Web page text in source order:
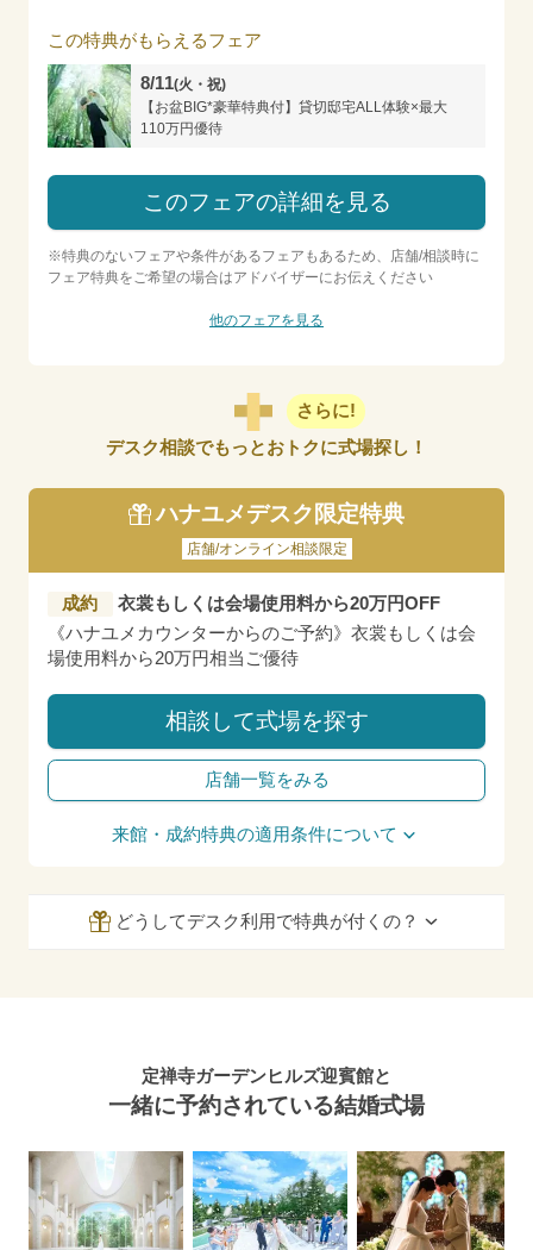
この特典がもらえるフェア
8/11(火・祝)
【お盆BIG*豪華特典付】貸切邸宅ALL体験×最大
110万円優待
このフェアの詳細を見る
※特典のないフェアや条件があるフェアもあるため、店舗/相談時に
フェア特典をご希望の場合はアドバイザーにお伝えください
他のフェアを見る
さらに!
デスク相談でもっとおトクに式場探し！
ハナユメデスク限定特典
店舗/オンライン相談限定
成約
衣裳もしくは会場使用料から20万円OFF
《ハナユメカウンターからのご予約》衣裳もしくは会
場使用料から20万円相当ご優待
相談して式場を探す
店舗一覧をみる
来館・成約特典の適用条件について
どうしてデスク利用で特典が付くの？
定禅寺ガーデンヒルズ迎賓館と
一緒に予約されている結婚式場